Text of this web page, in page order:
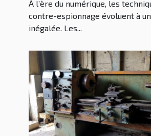
espionnage ?
À l’ère du numérique, les
contre-espionnage évoluent à
inégalée. Les...